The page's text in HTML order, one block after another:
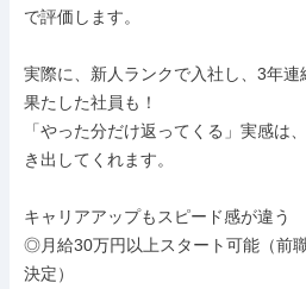
で評価します。
実際に、新人ランクで入社し、3年
果たした社員も！
「やった分だけ返ってくる」実感は
き出してくれます。
キャリアアップもスピード感が違う
◎月給30万円以上スタート可能（前
決定）